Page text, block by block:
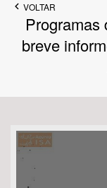
Bioma / Bacia
Tema
Subtema
VOLTAR
Programas
breve